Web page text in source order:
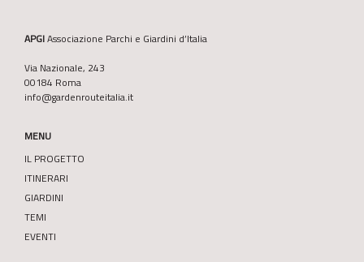
APGIAssociazione Parchi e Giardini d’Italia
Via Nazionale, 243
00184 Roma
info@gardenrouteitalia.it
MENU
IL PROGETTO
ITINERARI
GIARDINI
TEMI
EVENTI